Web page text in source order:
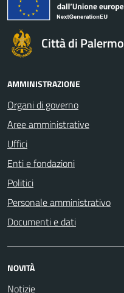
Città di Palermo
AMMINISTRAZIONE
Organi di governo
Aree amministrative
Uffici
Enti e fondazioni
Politici
Personale amministrativo
Documenti e dati
NOVITÀ
Notizie